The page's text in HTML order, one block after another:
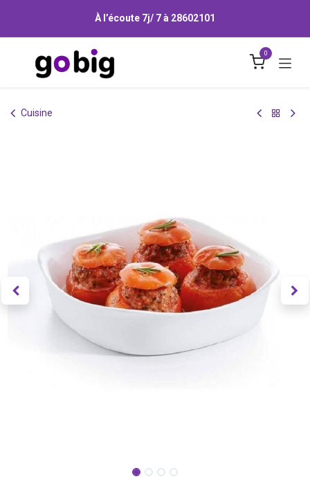
À l’écoute 7j/ 7 à 28602101
0
Cuisine